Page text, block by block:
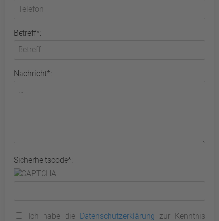
Betreff*:
Nachricht*:
Sicherheitscode*:
Ich habe die Datenschutzerklärung zur Kenntnis